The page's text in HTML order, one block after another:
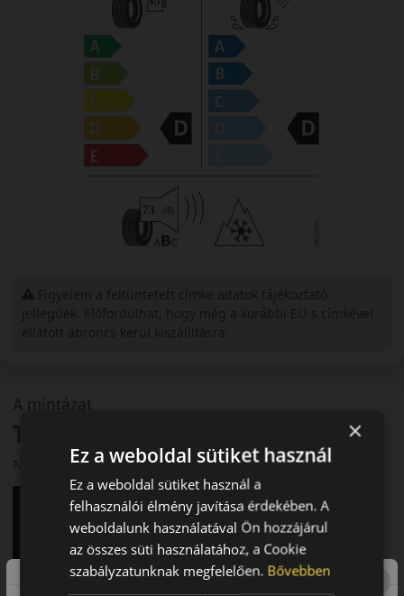
A mintázat
Toyo Open Country A/T3
Négyévszakos terep- és országúti gumi
×
Ez a weboldal sütiket használ
Ez a weboldal sütiket használ a
felhasználói élmény javítása érdekében. A
weboldalunk használatával Ön hozzájárul
az összes süti használatához, a Cookie
szabályzatunknak megfelelően. Bővebben